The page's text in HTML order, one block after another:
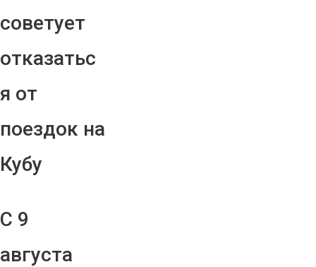
советует
отказатьс
я от
поездок на
Кубу
С 9
августа